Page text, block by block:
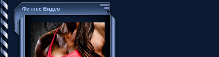
Фитнес Видео